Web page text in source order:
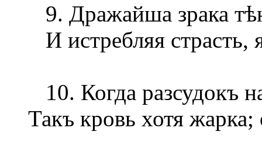
9. Дражайша зрака
И истребляя
10. Когда разсудокъ
Такъ кровь хотя жарка;